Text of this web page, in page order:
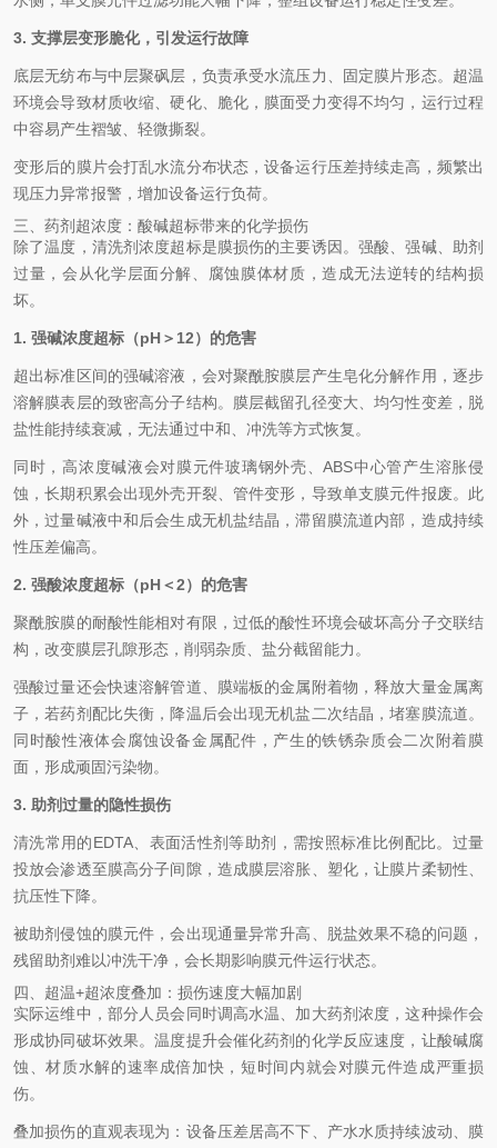
3. 支撑层变形脆化，引发运行故障
底层无纺布与中层聚砜层，负责承受水流压力、固定膜片形态。超温
环境会导致材质收缩、硬化、脆化，膜面受力变得不均匀，运行过程
中容易产生褶皱、轻微撕裂。
变形后的膜片会打乱水流分布状态，设备运行压差持续走高，频繁出
现压力异常报警，增加设备运行负荷。
三、药剂超浓度：酸碱超标带来的化学损伤
除了温度，清洗剂浓度超标是膜损伤的主要诱因。强酸、强碱、助剂
过量，会从化学层面分解、腐蚀膜体材质，造成无法逆转的结构损
坏。
1. 强碱浓度超标（pH＞12）的危害
超出标准区间的强碱溶液，会对聚酰胺膜层产生皂化分解作用，逐步
溶解膜表层的致密高分子结构。膜层截留孔径变大、均匀性变差，脱
盐性能持续衰减，无法通过中和、冲洗等方式恢复。
同时，高浓度碱液会对膜元件玻璃钢外壳、ABS中心管产生溶胀侵
蚀，长期积累会出现外壳开裂、管件变形，导致单支膜元件报废。此
外，过量碱液中和后会生成无机盐结晶，滞留膜流道内部，造成持续
性压差偏高。
2. 强酸浓度超标（pH＜2）的危害
聚酰胺膜的耐酸性能相对有限，过低的酸性环境会破坏高分子交联结
构，改变膜层孔隙形态，削弱杂质、盐分截留能力。
强酸过量还会快速溶解管道、膜端板的金属附着物，释放大量金属离
子，若药剂配比失衡，降温后会出现无机盐二次结晶，堵塞膜流道。
同时酸性液体会腐蚀设备金属配件，产生的铁锈杂质会二次附着膜
面，形成顽固污染物。
3. 助剂过量的隐性损伤
清洗常用的EDTA、表面活性剂等助剂，需按照标准比例配比。过量
投放会渗透至膜高分子间隙，造成膜层溶胀、塑化，让膜片柔韧性、
抗压性下降。
被助剂侵蚀的膜元件，会出现通量异常升高、脱盐效果不稳的问题，
残留助剂难以冲洗干净，会长期影响膜元件运行状态。
四、超温+超浓度叠加：损伤速度大幅加剧
实际运维中，部分人员会同时调高水温、加大药剂浓度，这种操作会
形成协同破坏效果。温度提升会催化药剂的化学反应速度，让酸碱腐
蚀、材质水解的速率成倍加快，短时间内就会对膜元件造成严重损
伤。
叠加损伤的直观表现为：设备压差居高不下、产水水质持续波动、膜